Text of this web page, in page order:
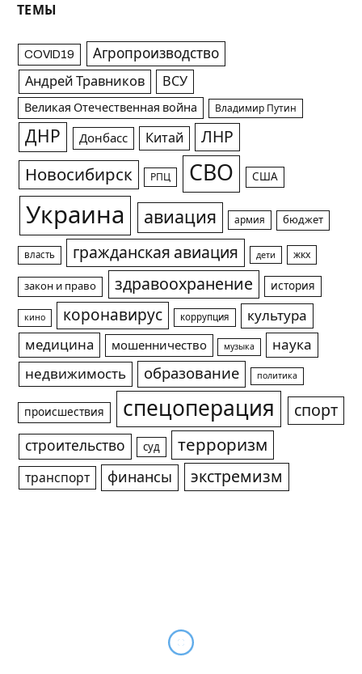
ТЕМЫ
COVID19 Агропроизводство
Андрей Травников ВСУ
Великая Отечественная война Владимир Путин
ДНР Донбасс Китай ЛНР
Новосибирск РПЦ СВО США
Украина авиация армия бюджет
власть гражданская авиация дети жкх
закон и право здравоохранение история
кино коронавирус коррупция
культура
медицина
мошенничество музыка
наука
недвижимость
образование политика
происшествия спецоперация спорт
строительство суд терроризм
транспорт финансы экстремизм